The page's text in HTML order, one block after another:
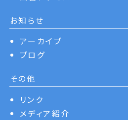
お知らせ
アーカイブ
ブログ
その他
リンク
メディア紹介